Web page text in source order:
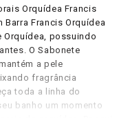
Orquídea Francis
Barra Francis Orquídea
possuindo
O Sabonete
a pele
fragrância
toda a linha do
banho um momento